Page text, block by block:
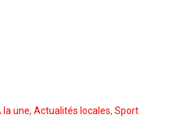
la une, Actualités locales, Sport